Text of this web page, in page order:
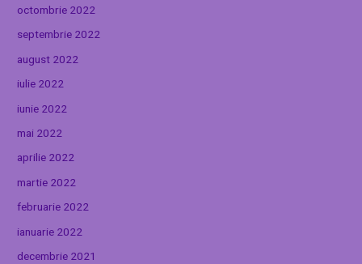
octombrie 2022
septembrie 2022
august 2022
iulie 2022
iunie 2022
mai 2022
aprilie 2022
martie 2022
februarie 2022
ianuarie 2022
decembrie 2021